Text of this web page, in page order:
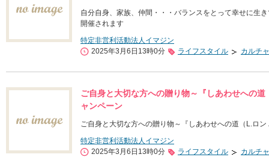
自分自身、家族、仲間・・・バランスをとって幸せに生
開催されます
特定非営利活動法人イマジン
2025年3月6日13時0分
ライフスタイル カルチ
ご自身と大切な方への贈り物～『しあわせへの
ャンペーン
ご自身と大切な方への贈り物～『しあわせへの道（L.ロ
特定非営利活動法人イマジン
2025年3月6日13時0分
ライフスタイル カルチ